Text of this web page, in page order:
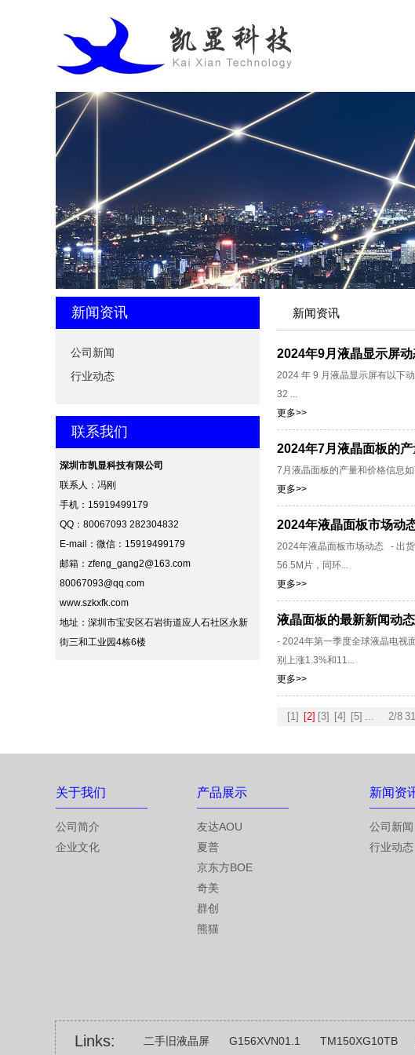
新闻资讯
公司新闻
行业动态
联系我们
深圳市凯显科技有限公司
联系人：冯刚
手机：15919499179
QQ：80067093 282304832
E-mail： 微信：15919499179
邮箱：zfeng_gang2@163.com
80067093@qq.com
www.szkxfk.com
地址：深圳市宝安区石岩街道应人石社区永新
街三和工业园4栋6楼
新闻资讯
2024年9月液晶显示屏动
2024 年 9 月液晶显示屏有以下
32 ...
更多>>
2024年7月液晶面板的
7月液晶面板的产量和价格信
更多>>
2024年液晶面板市场动
2024年液晶面板市场动态 - 出
56.5M片，同环...
更多>>
液晶面板的最新新闻动态
- 2024年第一季度全球液晶电视
别上涨1.3%和11...
更多>>
[1] [2] [3] [4] [5] ... 2/8 31
关于我们
公司简介
企业文化
产品展示
友达AOU
夏普
京东方BOE
奇美
群创
熊猫
新闻资
公司新闻
行业动态
Links: 二手旧液晶屏 G156XVN01.1 TM150XG10TB